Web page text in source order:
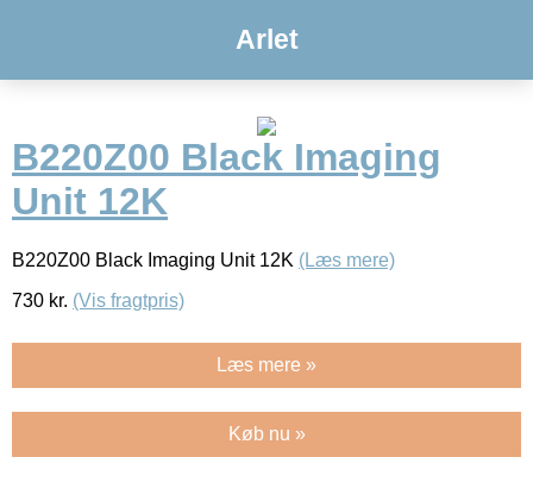
Arlet
B220Z00 Black Imaging
Unit 12K
B220Z00 Black Imaging Unit 12K (Læs mere)
730 kr. (Vis fragtpris)
Læs mere »
Køb nu »